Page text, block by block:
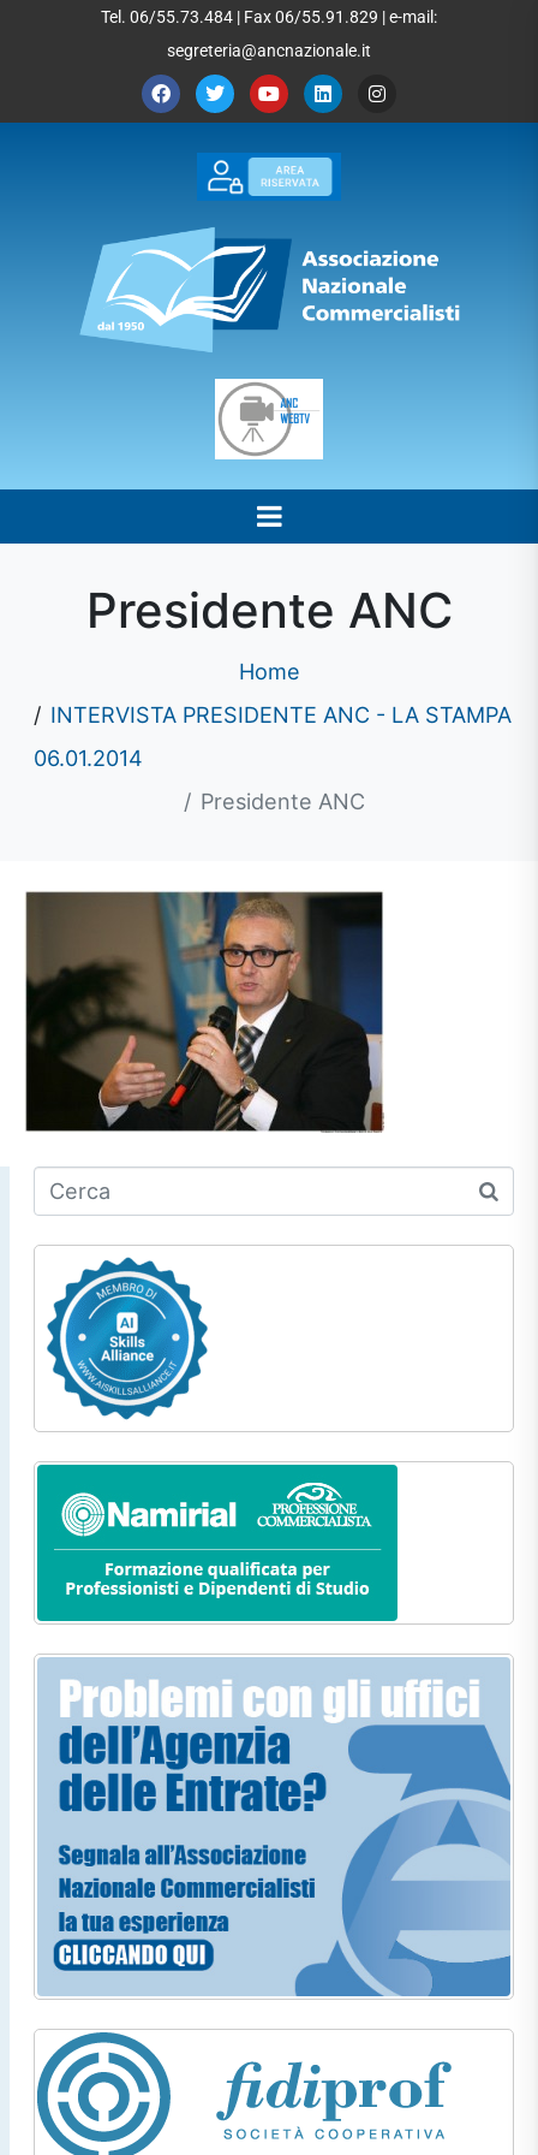
Tel. 06/55.73.484 | Fax 06/55.91.829 | e-mail:
segreteria@ancnazionale.it
Presidente ANC
Home
INTERVISTA PRESIDENTE ANC - LA STAMPA
06.01.2014
Presidente ANC